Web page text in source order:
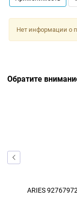
Нет информации о
Обратите
ARIES